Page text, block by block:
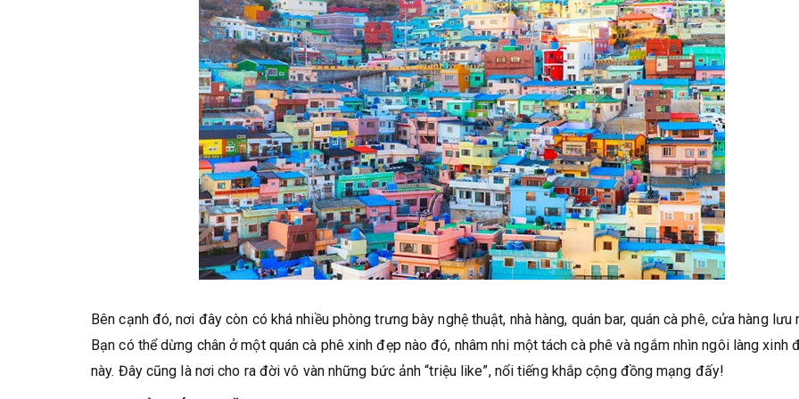
Bên cạnh đó, nơi đây còn có khá nhiều phòng trưng bày nghệ thuật, nhà hàng, quán bar, quán cà phê, cửa hàng lưu
Bạn có thể dừng chân ở một quán cà phê xinh đẹp nào đó, nhâm nhi một tách cà phê và ngắm nhìn ngôi làng xinh
này. Đây cũng là nơi cho ra đời vô vàn những bức ảnh “triệu like”, nổi tiếng khắp cộng đồng mạng đấy!